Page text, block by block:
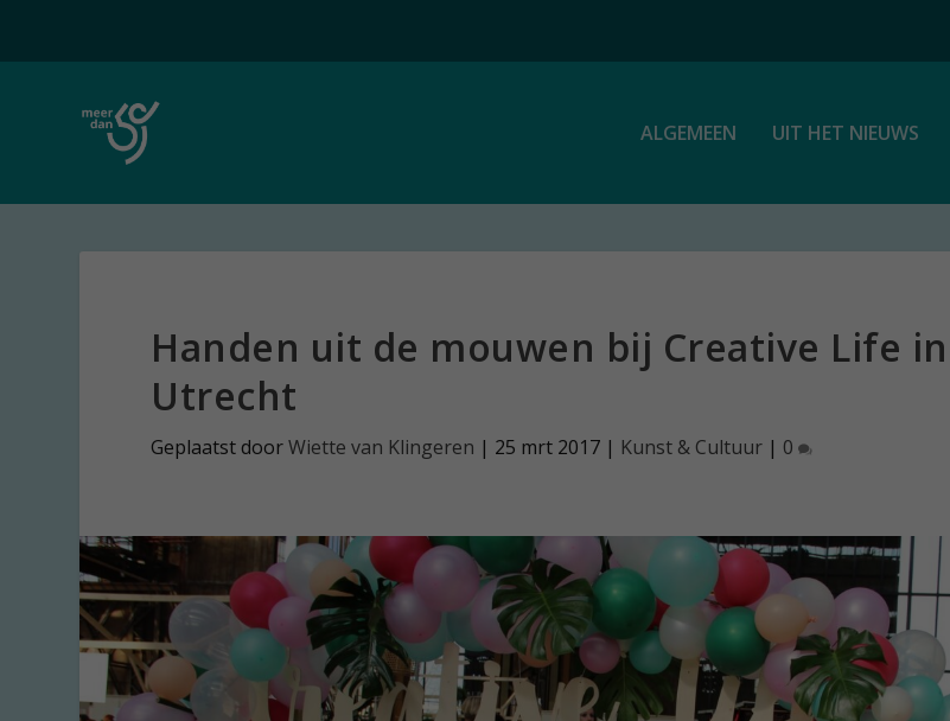
ALGEMEEN UIT HET NIEUWS
Handen uit de mouwen bij Creative Life in
Utrecht
Geplaatst doorWiette van Klingeren | 25 mrt 2017 | Kunst & Cultuur | 0